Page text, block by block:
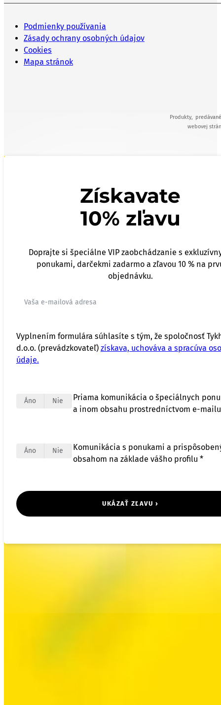
Podmienky používania
Zásady ochrany osobných údajov
Cookies
Mapa stránok
Produkty,
webovej
Získavate
10% zľavu
Doprajte si špeciálne VIP zaobchádzanie s
ponukami, darčekmi zadarmo a zľavou 10 % na
objednávku.
Vyplnením formulára súhlasíte s tým, že spoločnosť
d.o.o. (prevádzkovateľ) získava, uchováva a spracúva
údaje.
Áno Nie
Priama komunikácia o špeciálnych
a inom obsahu prostredníctvom e-
Áno Nie
Komunikácia s ponukami a
obsahom na základe vášho profilu *
UKÁZAŤ ZĽAVU ›